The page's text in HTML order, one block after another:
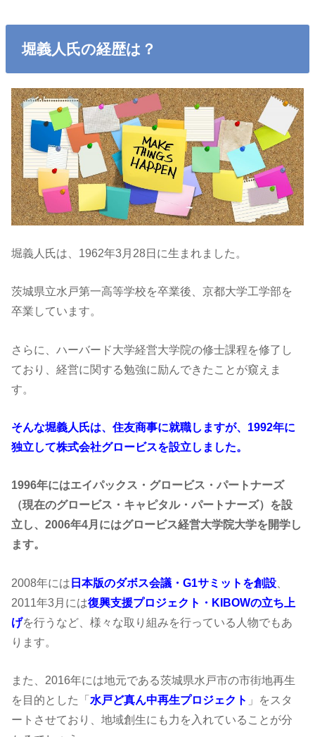
堀義人氏の経歴は？
堀義人氏は、1962年3月28日に生まれました。
茨城県立水戸第一高等学校を卒業後、京都大学工学部を
卒業しています。
さらに、ハーバード大学経営大学院の修士課程を修了し
ており、経営に関する勉強に励んできたことが窺えま
す。
そんな堀義人氏は、住友商事に就職しますが、1992年に
独立して株式会社グロービスを設立しました。
1996年にはエイパックス・グロービス・パートナーズ
（現在のグロービス・キャピタル・パートナーズ）を設
立し、2006年4月にはグロービス経営大学院大学を開学し
ます。
2008年には 日本版のダボス会議・G1サミットを創設
2011年3月には復興支援プロジェクト・KIBOWの立ち上
げを行うなど、様々な取り組みを行っている人物でもあ
ります。
また、2016年には地元である茨城県水戸市の市街地再生
を目的とした「水戸ど真ん中再生プロジェクト 」をスタ
ートさせており、地域創生にも力を入れていることが分